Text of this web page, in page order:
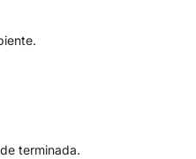
terminada.